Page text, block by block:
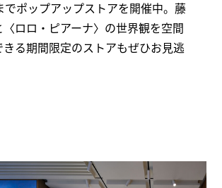
でポップアップストアを開催中。藤
ロロ・ピアーナ〉の世界観を空間
きる期間限定のストアもぜひお見逃